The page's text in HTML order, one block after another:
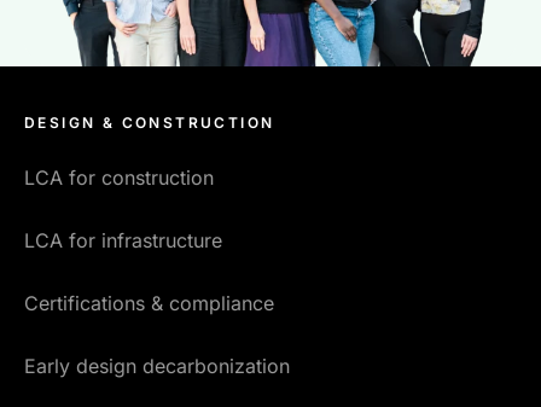
DESIGN & CONSTRUCTION
LCA for construction
LCA for infrastructure
Certifications & compliance
Early design decarbonization